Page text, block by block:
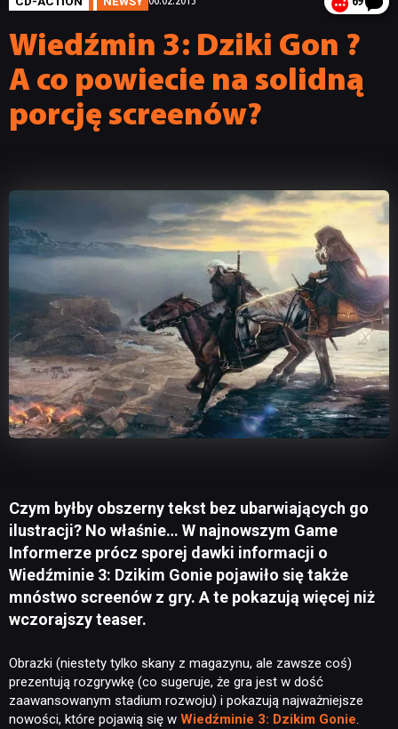
Wiedźmin 3: Dziki Gon ?
A co powiecie na solidną
porcję screenów?
Czym byłby obszerny tekst bez ubarwiających go
ilustracji? No właśnie… W najnowszym Game
Informerze prócz sporej dawki informacji o
Wiedźminie 3: Dzikim Gonie pojawiło się także
mnóstwo screenów z gry. A te pokazują więcej niż
wczorajszy teaser.
Obrazki (niestety tylko skany z magazynu, ale zawsze coś)
prezentują rozgrywkę (co sugeruje, że gra jest w dość
zaawansowanym stadium rozwoju) i pokazują najważniejsze
nowości, które pojawią się w Wiedźminie 3: Dzikim Gonie.